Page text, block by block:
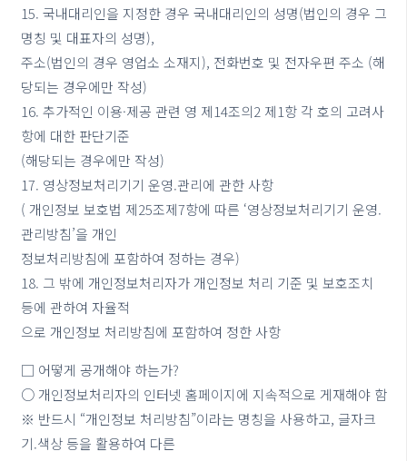
15. 국내대리인을 지정한 경우 국내대리인의 성명(법인의 경우 그
명칭 및 대표자의 성명),
주소(법인의 경우 영업소 소재지), 전화번호 및 전자우편 주소 (해
당되는 경우에만 작성)
16. 추가적인 이용·제공 관련 영 제14조의2 제1항 각 호의 고려사
항에 대한 판단기준
(해당되는 경우에만 작성)
17. 영상정보처리기기 운영.관리에 관한 사항
( 개인정보 보호법 제25조제7항에 따른 ‘영상정보처리기기 운영.
관리방침’을 개인
정보처리방침에 포함하여 정하는 경우)
18. 그 밖에 개인정보처리자가 개인정보 처리 기준 및 보호조치
등에 관하여 자율적
으로 개인정보 처리방침에 포함하여 정한 사항
□ 어떻게 공개해야 하는가?
○ 개인정보처리자의 인터넷 홈페이지에 지속적으로 게재해야 함
※ 반드시 “개인정보 처리방침”이라는 명칭을 사용하고, 글자크
기.색상 등을 활용하여 다른